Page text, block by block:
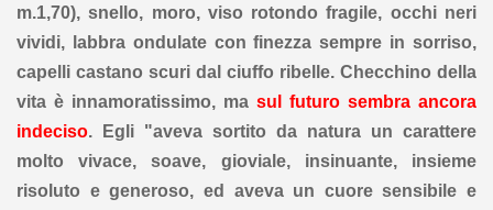
m.1,70), snello, moro, viso rotondo fragile, occhi neri
vividi, labbra ondulate con finezza sempre in sorriso,
capelli castano scuri dal ciuffo ribelle. Checchino della
vita è innamoratissimo, masul futuro sembra ancora
indeciso. Egli "aveva sortito da natura un carattere
molto vivace, soave, gioviale, insinuante, insieme
risoluto e generoso, ed aveva un cuore sensibile e